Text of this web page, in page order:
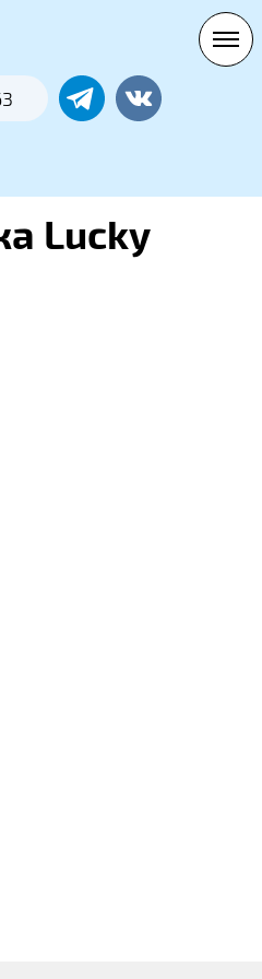
Lucky